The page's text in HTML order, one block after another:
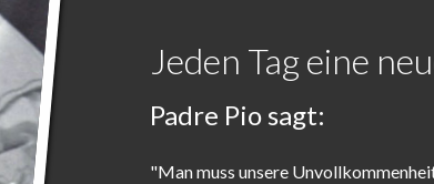
Jeden Tag eine
Padre Pio sagt:
"Man muss unsere